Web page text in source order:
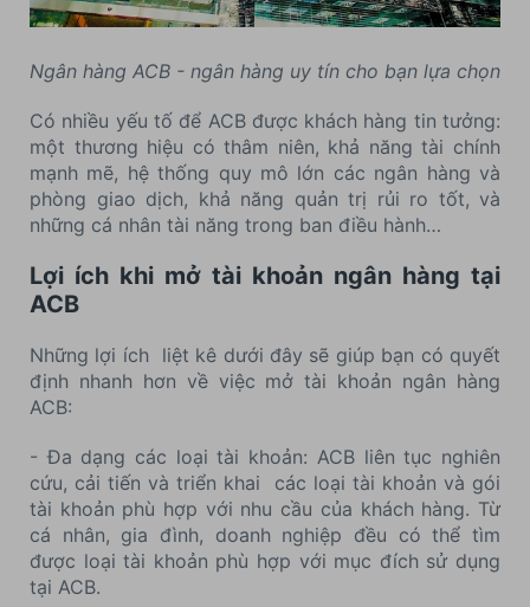
Ngân hàng ACB - ngân hàng uy tín cho bạn lựa chọn
Có nhiều yếu tố để ACB được khách hàng tin tưởng:
một thương hiệu có thâm niên, khả năng tài chính
mạnh mẽ, hệ thống quy mô lớn các ngân hàng và
phòng giao dịch, khả năng quản trị rủi ro tốt, và
những cá nhân tài năng trong ban điều hành…
Lợi ích khi mở tài khoản ngân hàng tại
ACB
Những lợi ích liệt kê dưới đây sẽ giúp bạn có quyết
định nhanh hơn về việc mở tài khoản ngân hàng
ACB:
- Đa dạng các loại tài khoản: ACB liên tục nghiên
cứu, cải tiến và triển khai các loại tài khoản và gói
tài khoản phù hợp với nhu cầu của khách hàng. Từ
cá nhân, gia đình, doanh nghiệp đều có thể tìm
được loại tài khoản phù hợp với mục đích sử dụng
tại ACB.